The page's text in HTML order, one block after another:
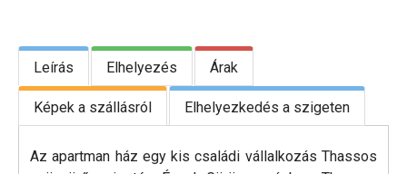
Leírás Elhelyezés Árak
Képek a szállásról Elhelyezkedés a szigeten
Az apartman ház egy kis családi vállalkozás Thassos